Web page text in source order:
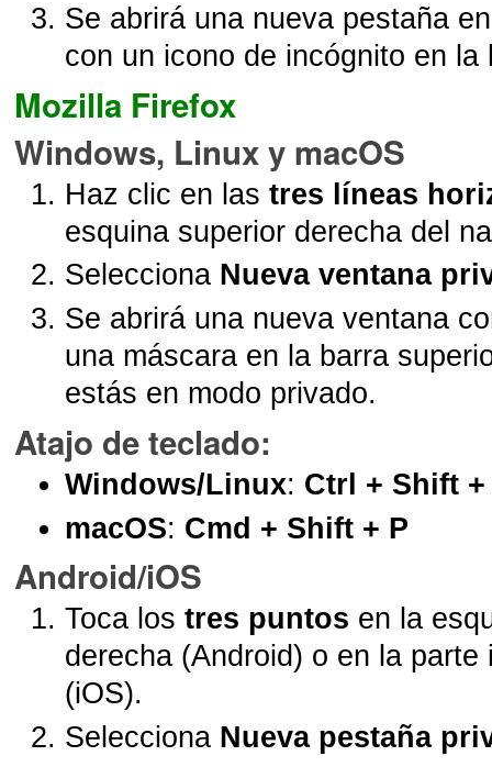
Se abrirá una nueva pestaña
con un icono de incógnito en la
Mozilla Firefox
Windows, Linux y macOS
Haz clic en lastres líneas
esquina superior derecha del
Selecciona Nueva ventana
Se abrirá una nueva ventana
una máscara en la barra
estás en modo privado.
Atajo de teclado:
Windows/Linux: Ctrl + Shift +
macOS: Cmd + Shift + P
Android/iOS
Toca lostres puntos en la
derecha (Android) o en la parte
(iOS).
Selecciona Nueva pestaña